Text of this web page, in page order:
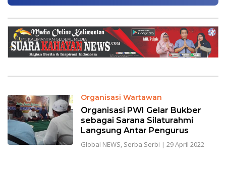
Organisasi Wartawan
Organisasi PWI Gelar Bukber
sebagai Sarana Silaturahmi
Langsung Antar Pengurus
Global NEWS, Serba Serbi | 29 April 2022